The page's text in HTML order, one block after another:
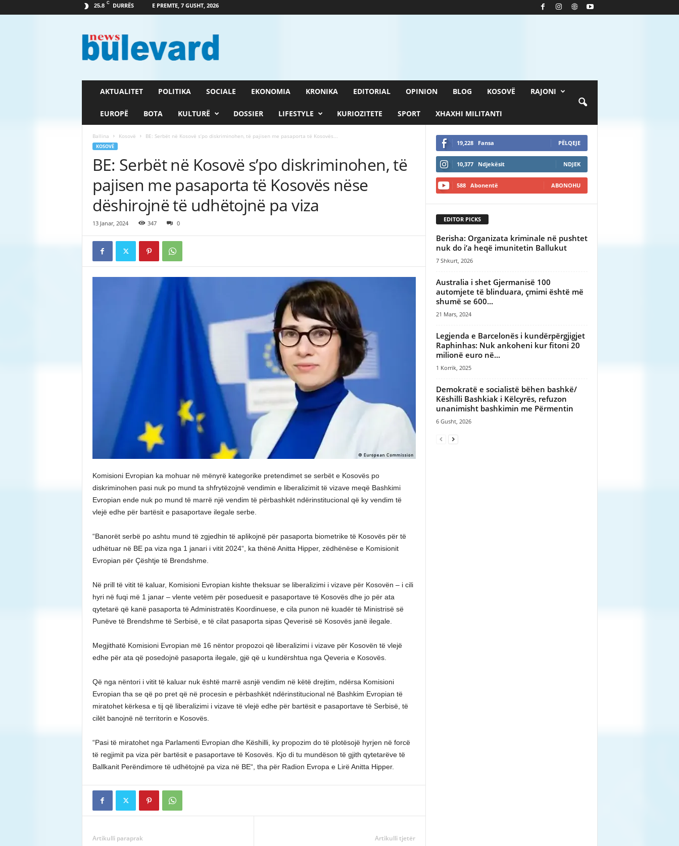
25.8 C DURRËS E PREMTE, 7 GUSHT, 2026
a
AKTUALITET POLITIKA SOCIALE EKONOMIA KRONIKA EDITORIAL OPINION BLOG KOSOVË RAJONI
EUROPË BOTA KULTURË DOSSIER LIFESTYLE KURIOZITETE SPORT XHAXHI MILITANTI
Ballina Kosovë BE: Serbët në Kosovë s’po diskriminohen, të pajisen me pasaporta të Kosovës...
KOSOVË
BE: Serbët në Kosovë s’po diskriminohen, të
pajisen me pasaporta të Kosovës nëse
dëshirojnë të udhëtojnë pa viza
13 Janar, 2024 347 0
Komisioni Evropian ka mohuar në mënyrë kategorike pretendimet se serbët e Kosovës po
diskriminohen pasi nuk po mund ta shfrytëzojnë vendimin e liberalizimit të vizave meqë Bashkimi
Evropian ende nuk po mund të marrë një vendim të përbashkët ndërinstitucional që ky vendim të
vlejë edhe për bartësit e pasaportave ilegale serbe.
“Banorët serbë po ashtu mund të zgjedhin të aplikojnë për pasaporta biometrike të Kosovës për të
udhëtuar në BE pa viza nga 1 janari i vitit 2024“, ka thënë Anitta Hipper, zëdhënëse e Komisionit
Evropian për Çështje të Brendshme.
Në prill të vitit të kaluar, Komisioni Evropian kishte theksuar se liberalizimi i vizave për Kosovën – i cili
hyri në fuqi më 1 janar – vlente vetëm për poseduesit e pasaportave të Kosovës dhe jo për ata
qytetarë që kanë pasaporta të Administratës Koordinuese, e cila punon në kuadër të Ministrisë së
Punëve të Brendshme të Serbisë, e të cilat pasaporta sipas Qeverisë së Kosovës janë ilegale.
Megjithatë Komisioni Evropian më 16 nëntor propozoi që liberalizimi i vizave për Kosovën të vlejë
edhe për ata që posedojnë pasaporta ilegale, gjë që u kundërshtua nga Qeveria e Kosovës.
Që nga nëntori i vitit të kaluar nuk është marrë asnjë vendim në këtë drejtim, ndërsa Komisioni
Evropian tha se që po pret që në procesin e përbashkët ndërinstitucional në Bashkim Evropian të
miratohet kërkesa e tij që liberalizimi i vizave të vlejë edhe për bartësit e pasaportave të Serbisë, të
cilët banojnë në territorin e Kosovës.
“Pasi të miratohet nga Parlamenti Evropian dhe Këshilli, ky propozim do të plotësojë hyrjen në forcë
të regjimit pa viza për bartësit e pasaportave të Kosovës. Kjo di tu mundëson të gjith qytetarëve të
Ballkanit Perëndimore të udhëtojnë pa viza në BE“, tha për Radion Evropa e Lirë Anitta Hipper.
Artikulli paraprak Artikulli tjetër
19,228 Fansa PËLQEJE
10,377 Ndjekësit NDJEK
588 Abonentë ABONOHU
EDITOR PICKS
Berisha: Organizata kriminale në pushtet
nuk do i’a heqë imunitetin Ballukut
7 Shkurt, 2026
Australia i shet Gjermanisë 100
automjete të blinduara, çmimi është më
shumë se 600...
21 Mars, 2024
Legjenda e Barcelonës i kundërpërgjigjet
Raphinhas: Nuk ankoheni kur fitoni 20
milionë euro në...
1 Korrik, 2025
Demokratë e socialistë bëhen bashkë/
Këshilli Bashkiak i Këlcyrës, refuzon
unanimisht bashkimin me Përmentin
6 Gusht, 2026